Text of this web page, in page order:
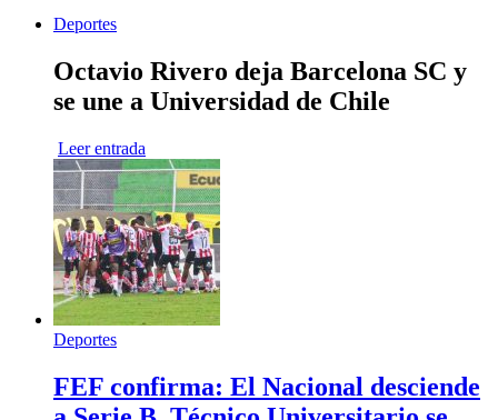
Deportes
Octavio Rivero deja Barcelona SC y
se une a Universidad de Chile
Leer entrada
Deportes
FEF confirma: El Nacional desciende